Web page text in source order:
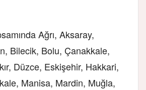
Ağrı, Aksaray,
Bilecik, Bolu, Çanakkale,
Düzce, Eskişehir, Hakkari,
Manisa, Mardin, Muğla,